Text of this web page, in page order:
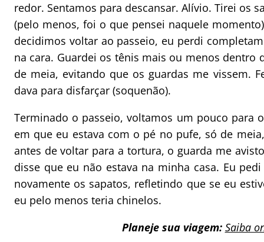
redor. Sentamos para descansar. Alívio. Tirei os
(pelo menos, foi o que pensei naquele
decidimos voltar ao passeio, eu perdi
na cara. Guardei os tênis mais ou menos dentro
de meia, evitando que os guardas me vissem.
dava para disfarçar (soquenão).
Terminado o passeio, voltamos um pouco para
em que eu estava com o pé no pufe, só de
antes de voltar para a tortura, o guarda me
disse que eu não estava na minha casa. Eu
novamente os sapatos, refletindo que se eu
eu pelo menos teria chinelos.
Planeje sua viagem: Saiba